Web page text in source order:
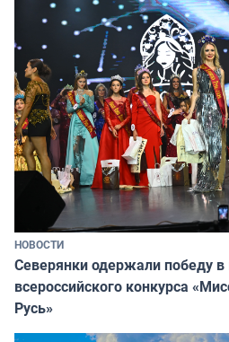
НОВОСТИ
Северянки одержали победу в
всероссийского конкурса
Русь»